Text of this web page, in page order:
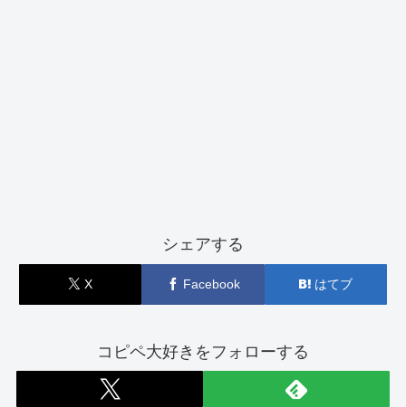
シェアする
X Facebook はてブ
コピペ大好きをフォローする